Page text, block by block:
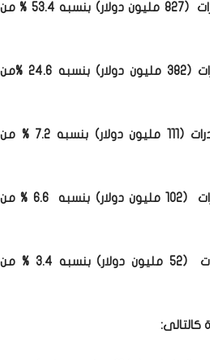
1- السودان: بلغت قيمة الصادرات (827 مليون دولار) بنسبه 53.4 % من
2- كينيا : بلغت قيمة الصادرات (382 مليون دولار) بنسبه 24.6 %من
3- أثيوبيا : بلغت قيمة الصادرات (111 مليون دولار) بنسبه 7.2 % من
4- أوغندا: بلغت قيمة الصادرات (102 مليون دولار) بنسبه 6.6 % من
5- تنزانيا :بلغت قيمة الصادرات (52 مليون دولار) بنسبه 3.4 % من
كالتالى: